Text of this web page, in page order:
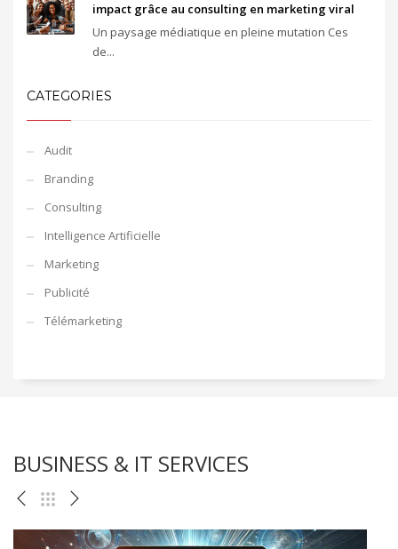
impact grâce au consulting en marketing viral
Un paysage médiatique en pleine mutation Ces
de...
CATEGORIES
Audit
Branding
Consulting
Intelligence Artificielle
Marketing
Publicité
Télémarketing
BUSINESS & IT SERVICES